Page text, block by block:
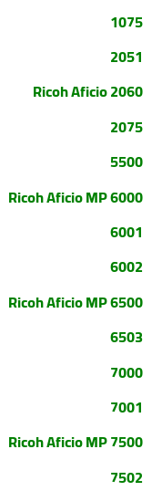
1075
2051
Ricoh Aficio 2060
2075
5500
Ricoh Aficio MP 6000
6001
6002
Ricoh Aficio MP 6500
6503
7000
7001
Ricoh Aficio MP 7500
7502